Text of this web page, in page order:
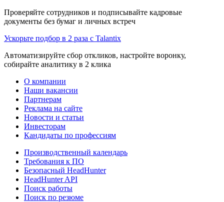
Проверяйте сотрудников и подписывайте кадровые
документы без бумаг и личных встреч
Ускорьте подбор в 2 раза с Talantix
Автоматизируйте сбор откликов, настройте воронку,
собирайте аналитику в 2 клика
О компании
Наши вакансии
Партнерам
Реклама на сайте
Новости и статьи
Инвесторам
Кандидаты по профессиям
Производственный календарь
Требования к ПО
Безопасный HeadHunter
HeadHunter API
Поиск работы
Поиск по резюме